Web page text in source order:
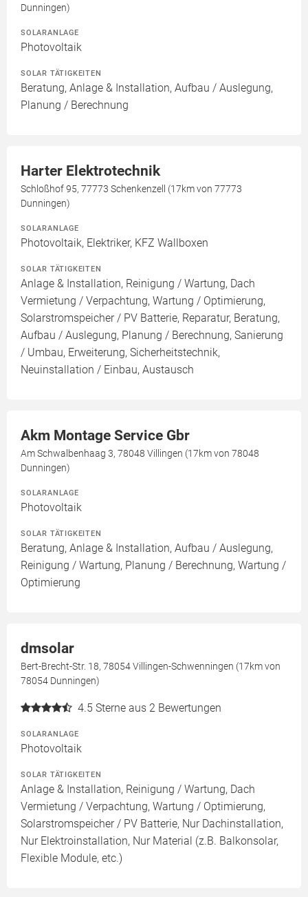
Dunningen)
SOLARANLAGE
Photovoltaik
SOLAR TÄTIGKEITEN
Beratung, Anlage & Installation, Aufbau / Auslegung,
Planung / Berechnung
Harter Elektrotechnik
Schloßhof 95, 77773 Schenkenzell (17km von 77773
Dunningen)
SOLARANLAGE
Photovoltaik, Elektriker, KFZ Wallboxen
SOLAR TÄTIGKEITEN
Anlage & Installation, Reinigung / Wartung, Dach
Vermietung / Verpachtung, Wartung / Optimierung,
Solarstromspeicher / PV Batterie, Reparatur, Beratung,
Aufbau / Auslegung, Planung / Berechnung, Sanierung
/ Umbau, Erweiterung, Sicherheitstechnik,
Neuinstallation / Einbau, Austausch
Akm Montage Service Gbr
Am Schwalbenhaag 3, 78048 Villingen (17km von 78048
Dunningen)
SOLARANLAGE
Photovoltaik
SOLAR TÄTIGKEITEN
Beratung, Anlage & Installation, Aufbau / Auslegung,
Reinigung / Wartung, Planung / Berechnung, Wartung /
Optimierung
dmsolar
Bert-Brecht-Str. 18, 78054 Villingen-Schwenningen (17km von
78054 Dunningen)
4.5 Sterne aus 2 Bewertungen
SOLARANLAGE
Photovoltaik
SOLAR TÄTIGKEITEN
Anlage & Installation, Reinigung / Wartung, Dach
Vermietung / Verpachtung, Wartung / Optimierung,
Solarstromspeicher / PV Batterie, Nur Dachinstallation,
Nur Elektroinstallation, Nur Material (z.B. Balkonsolar,
Flexible Module, etc.)